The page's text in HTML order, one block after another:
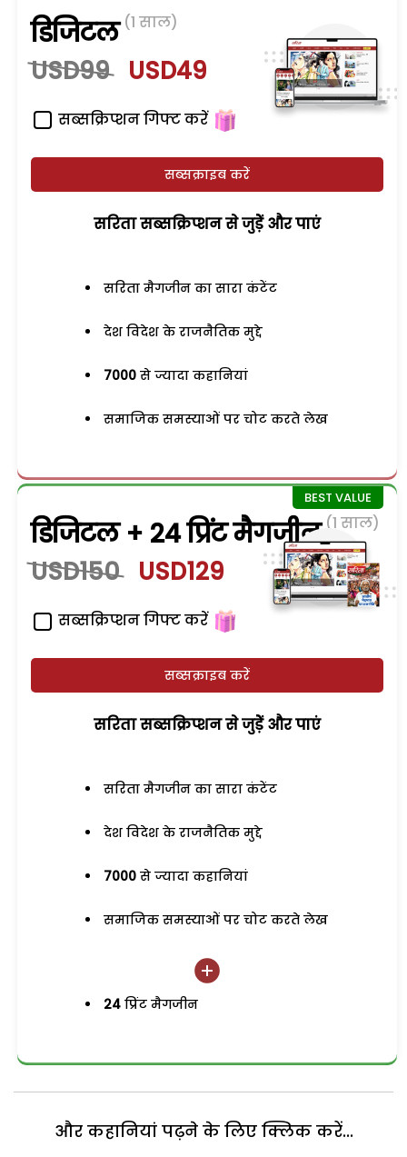
डिजिटल (1 साल)
USD99 USD49
सब्सक्रिप्शन गिफ्ट करें
सब्सक्राइब करें
सरिता सब्सक्रिप्शन से जुड़ेें और पाएं
सरिता मैगजीन का सारा कंटेंट
देश विदेश के राजनैतिक मुद्दे
7000 से ज्यादा कहानियां
समाजिक समस्याओं पर चोट करते लेख
डिजिटल + 24 प्रिंट मैगजीन (1 साल)
USD150 USD129
सब्सक्रिप्शन गिफ्ट करें
सब्सक्राइब करें
सरिता सब्सक्रिप्शन से जुड़ेें और पाएं
सरिता मैगजीन का सारा कंटेंट
देश विदेश के राजनैतिक मुद्दे
7000 से ज्यादा कहानियां
समाजिक समस्याओं पर चोट करते लेख
24 प्रिंट मैगजीन
और कहानियां पढ़ने के लिए क्लिक करें...